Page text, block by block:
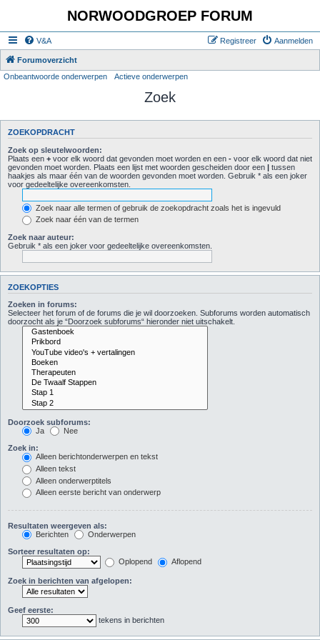
NORWOODGROEP FORUM
V&A Aanmelden
Registreer
Forumoverzicht
Onbeantwoorde onderwerpen
Actieve onderwerpen
Zoek
ZOEKOPDRACHT
Zoek op sleutelwoorden:
Plaats een + voor elk woord dat gevonden moet worden en een - voor elk woord dat niet
gevonden moet worden. Plaats een lijst met woorden gescheiden door een | tussen
haakjes als maar één van de woorden gevonden moet worden. Gebruik * als een joker
voor gedeeltelijke overeenkomsten.
Zoek naar alle termen of gebruik de zoekopdracht zoals het is ingevuld
Zoek naar één van de termen
Zoek naar auteur:
Gebruik * als een joker voor gedeeltelijke overeenkomsten.
ZOEKOPTIES
Zoeken in forums:
Selecteer het forum of de forums die je wil doorzoeken. Subforums worden automatisch
doorzocht als je “Doorzoek subforums“ hieronder niet uitschakelt.
Doorzoek subforums:
Ja
Nee
Zoek in:
Alleen berichtonderwerpen en tekst
Alleen tekst
Alleen onderwerptitels
Alleen eerste bericht van onderwerp
Resultaten weergeven als:
Berichten
Onderwerpen
Sorteer resultaten op:
Oplopend
Aflopend
Zoek in berichten van afgelopen:
Geef eerste:
tekens in berichten